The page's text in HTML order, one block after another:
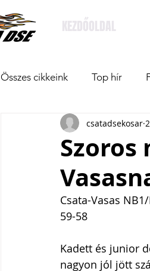
KEZDŐOLDAL
Összes cikkeink Top hír
Szoros
csatadsekosar
Csata-Vasas
59-58
Kadett és junior
nagyon jól jött